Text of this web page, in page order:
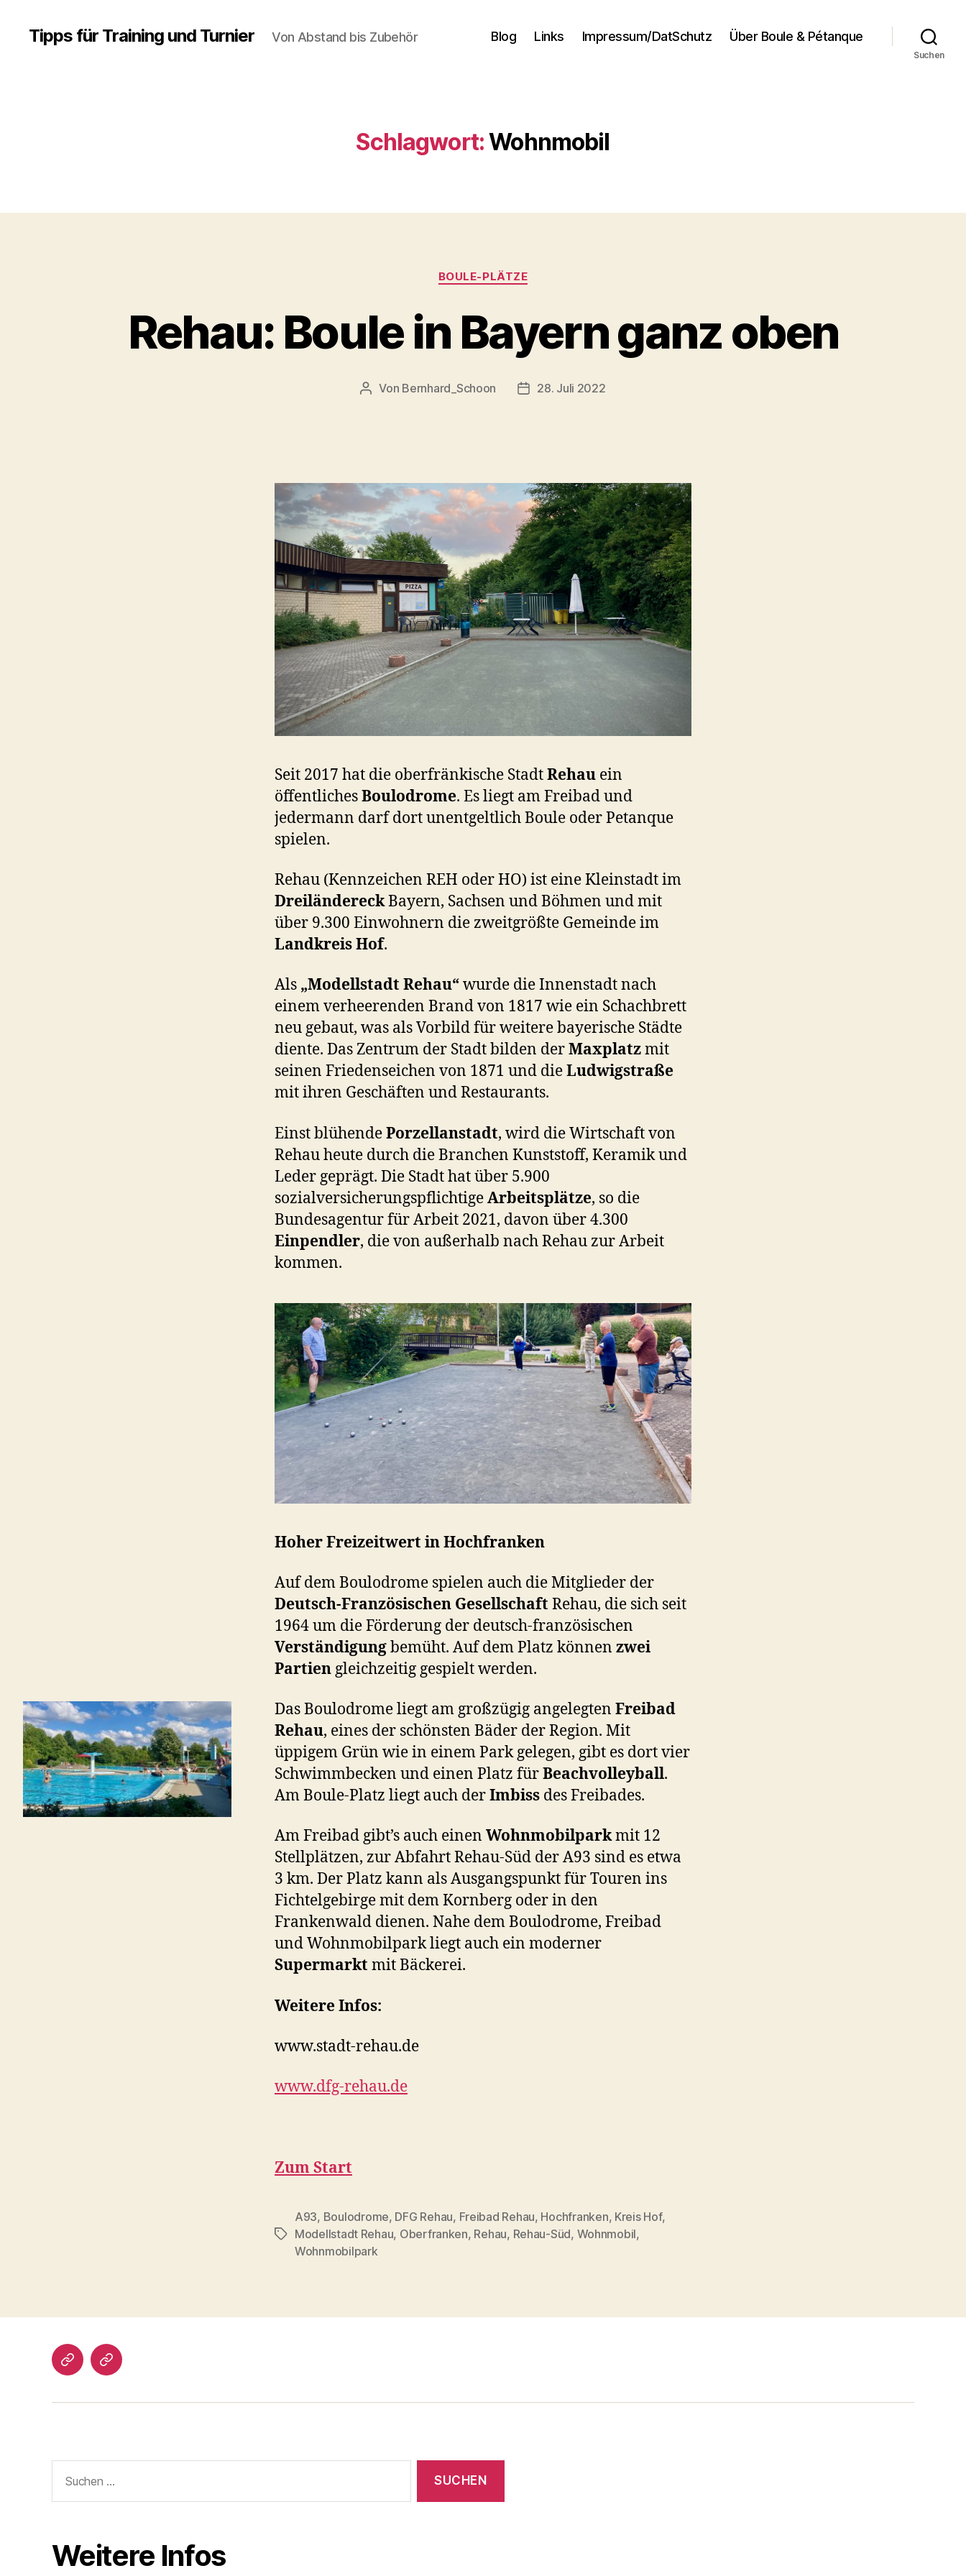
Tipps für Training und Turnier Von Abstand bis Zubehör Blog Links Impressum/DatSchutz Über Boule & Pétanque
Suchen
Schlagwort:Wohnmobil
Kategorien
BOULE-PLÄTZE
Rehau: Boule in Bayern ganz oben
Beitragsautor
Von Bernhard_Schoon Veröffentlichungsdatum
28. Juli 2022
Seit 2017 hat die oberfränkische StadtRehau ein
öffentlichesBoulodrome. Es liegt am Freibad und
jedermann darf dort unentgeltlich Boule oder Petanque
spielen.
Rehau (Kennzeichen REH oder HO) ist eine Kleinstadt im
DreiländereckBayern, Sachsen und Böhmen und mit
über 9.300 Einwohnern die zweitgrößte Gemeinde im
Landkreis Hof.
Als „Modellstadt Rehau“wurde die Innenstadt nach
einem verheerenden Brand von 1817 wie ein Schachbrett
neu gebaut, was als Vorbild für weitere bayerische Städte
diente. Das Zentrum der Stadt bilden derMaxplatzmit
seinen Friedenseichen von 1871 und dieLudwigstraße
mit ihren Geschäften und Restaurants.
Einst blühendePorzellanstadt, wird die Wirtschaft von
Rehau heute durch die Branchen Kunststoff, Keramik und
Leder geprägt. Die Stadt hat über 5.900
sozialversicherungspflichtigeArbeitsplätze, so die
Bundesagentur für Arbeit 2021, davon über 4.300
Einpendler, die von außerhalb nach Rehau zur Arbeit
kommen.
Hoher Freizeitwert in Hochfranken
Auf dem Boulodrome spielen auch die Mitglieder der
Deutsch-Französischen Gesellschaft Rehau, die sich seit
1964 um die Förderung der deutsch-französischen
Verständigungbemüht. Auf dem Platz können zwei
Partien gleichzeitig gespielt werden.
Das Boulodrome liegt am großzügig angelegten Freibad
Rehau, eines der schönsten Bäder der Region. Mit
üppigem Grün wie in einem Park gelegen, gibt es dort vier
Schwimmbecken und einen Platz fürBeachvolleyball.
Am Boule-Platz liegt auch derImbiss des Freibades.
Am Freibad gibt’s auch einen Wohnmobilparkmit 12
Stellplätzen, zur Abfahrt Rehau-Süd der A93 sind es etwa
3 km. Der Platz kann als Ausgangspunkt für Touren ins
Fichtelgebirge mit dem Kornberg oder in den
Frankenwald dienen. Nahe dem Boulodrome, Freibad
und Wohnmobilpark liegt auch ein moderner
Supermarkt mit Bäckerei.
Weitere Infos:
www.stadt-rehau.de
www.dfg-rehau.de
Zum Start
Schlagwörter
A93, Boulodrome, DFG Rehau, Freibad Rehau, Hochfranken, Kreis Hof,
Modellstadt Rehau, Oberfranken, Rehau, Rehau-Süd, Wohnmobil,
Wohnmobilpark
Impressum/DatSchutz
Beliebte
Kugeln
nach:
Weitere Infos